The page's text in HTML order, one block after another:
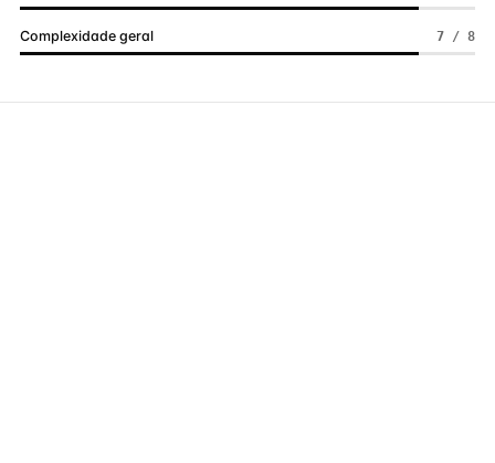
Complexidade geral 7 / 8